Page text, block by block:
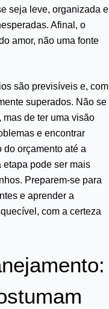
seja leve, organizada e
Afinal, o
amor, não uma fonte
são previsíveis e, com
superados. Não se
de ter uma visão
e encontrar
do orçamento até a
pode ser mais
Preparem-se para
e aprender a
com a certeza